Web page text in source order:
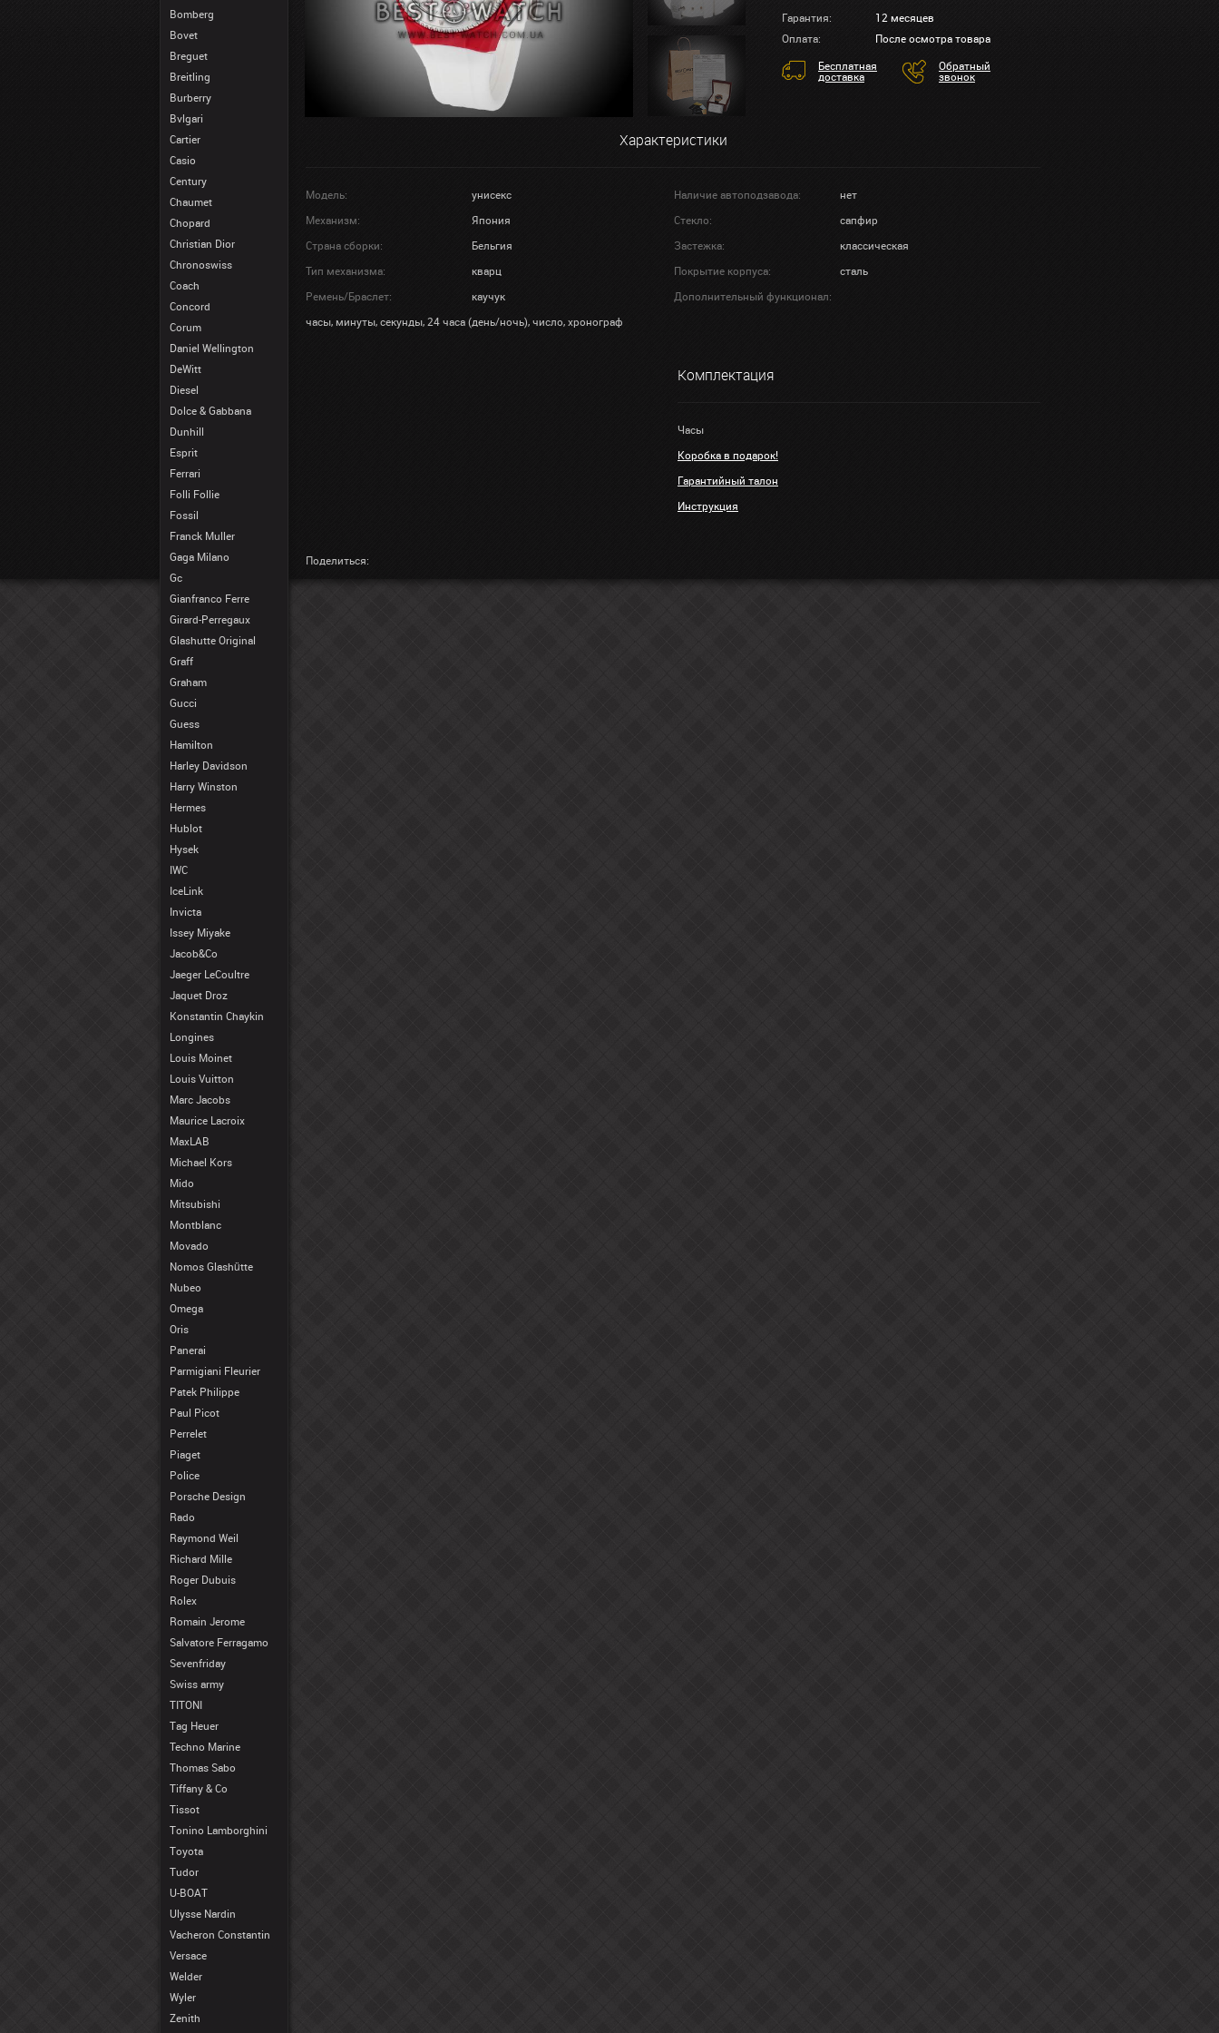
Bomberg
Bovet
Breguet
Breitling
Burberry
Bvlgari
Cartier
Casio
Century
Chaumet
Chopard
Christian Dior
Chronoswiss
Coach
Concord
Corum
Daniel Wellington
DeWitt
Diesel
Dolce & Gabbana
Dunhill
Esprit
Ferrari
Folli Follie
Fossil
Franck Muller
Gaga Milano
Gc
Gianfranco Ferre
Girard-Perregaux
Glashutte Original
Graff
Graham
Gucci
Guess
Hamilton
Harley Davidson
Harry Winston
Hermes
Hublot
Hysek
IWC
IceLink
Invicta
Issey Miyake
Jacob&Co
Jaeger LeCoultre
Jaquet Droz
Konstantin Chaykin
Longines
Louis Moinet
Louis Vuitton
Marc Jacobs
Maurice Lacroix
MaxLAB
Michael Kors
Mido
Mitsubishi
Montblanc
Movado
Nomos Glashütte
Nubeo
Omega
Oris
Panerai
Parmigiani Fleurier
Patek Philippe
Paul Picot
Perrelet
Piaget
Police
Porsche Design
Rado
Raymond Weil
Richard Mille
Roger Dubuis
Rolex
Romain Jerome
Salvatore Ferragamo
Sevenfriday
Swiss army
TITONI
Tag Heuer
Techno Marine
Thomas Sabo
Tiffany & Co
Tissot
Tonino Lamborghini
Toyota
Tudor
U-BOAT
Ulysse Nardin
Vacheron Constantin
Versace
Welder
Wyler
Zenith
Гарантия:
12 месяцев
Оплата:
После осмотра товара
Бесплатная
доставка
Обратный
звонок
Характеристики
Модель: унисекс Наличие автоподзавода:
нет
Механизм:
Япония Стекло:
сапфир
Страна сборки:
Бельгия Застежка:
классическая
Тип механизма:
кварц Покрытие корпуса:
сталь
Ремень/Браслет:
каучук
Дополнительный функционал:
часы, минуты, секунды, 24 часа (день/ночь), число, хронограф
Комплектация
Часы
Коробка в подарок!
Гарантийный талон
Инструкция
Поделиться: